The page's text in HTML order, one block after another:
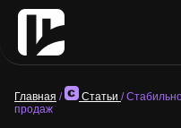
Главная / Статьи /
продаж